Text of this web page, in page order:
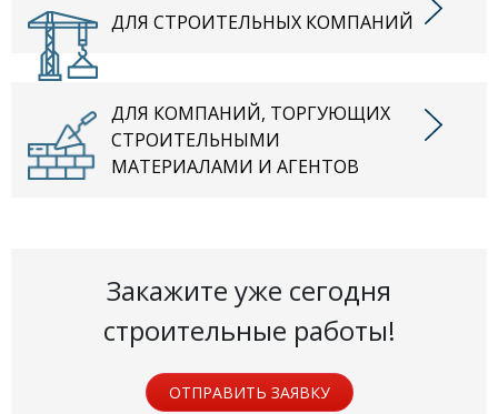
ДЛЯ СТРОИТЕЛЬНЫХ КОМПАНИЙ
ДЛЯ КОМПАНИЙ, ТОРГУЮЩИХ
СТРОИТЕЛЬНЫМИ
МАТЕРИАЛАМИ И АГЕНТОВ
Закажите уже сегодня
строительные работы!
ОТПРАВИТЬ ЗАЯВКУ